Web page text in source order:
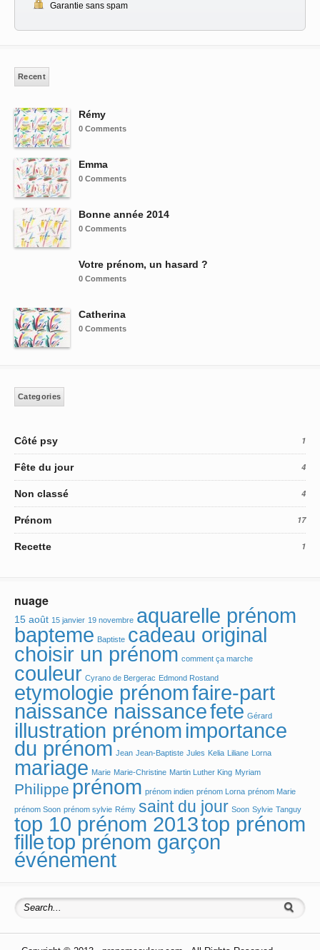
Garantie sans spam
Recent
Rémy
0 Comments
Emma
0 Comments
Bonne année 2014
0 Comments
Votre prénom, un hasard ?
0 Comments
Catherina
0 Comments
Categories
Côté psy 1
Fête du jour 4
Non classé 4
Prénom 17
Recette 1
nuage
15 août 15 janvier 19 novembre aquarelle prénom
bapteme Baptiste cadeau original
choisir un prénom comment ça marche
couleur Cyrano de Bergerac Edmond Rostand
etymologie prénomfaire-part
naissance naissancefete Gérard
illustration prénom importance
du prénom Jean Jean-Baptiste Jules Kelia Liliane Lorna
mariage Marie Marie-Christine Martin Luther King Myriam
Philippe prénom prénom indien prénom Lorna prénom Marie
prénom Soon prénom sylvie Rémy saint du jour Soon Sylvie Tanguy
top 10 prénom 2013top prénom
filletop prénom garçon
événement